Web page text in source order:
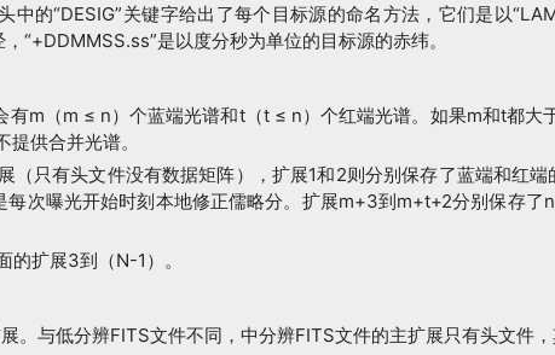
的“DESIG”关键字给出了每个目标源的命名方法，它们是以
“+DDMMSS.ss”是以度分秒为单位的目标源的赤纬。
m（m ≤ n）个蓝端光谱和t（t ≤ n）个红端光谱。如果m和t都大
供合并光谱。
（只有头文件没有数据矩阵），扩展1和2则分别保存了蓝端和红
次曝光开始时刻本地修正儒略分。扩展m+3到m+t+2分别保存
的扩展3到（N-1）。
。与低分辨FITS文件不同，中分辨FITS文件的主扩展只有头文件，